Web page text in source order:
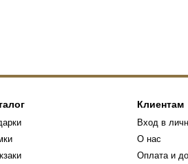
Клиентам
Вход в
О нас
Оплата и